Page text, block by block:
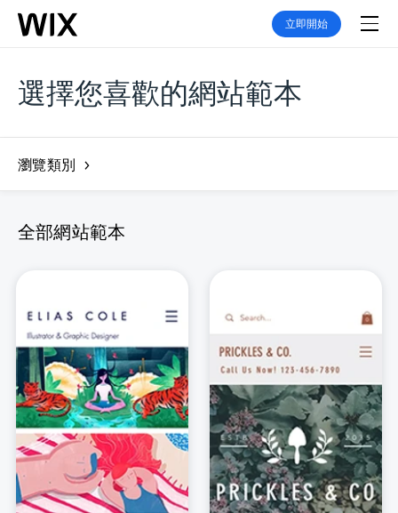
立即開始
選擇您喜歡的網站範本
瀏覽類別
全部網站範本